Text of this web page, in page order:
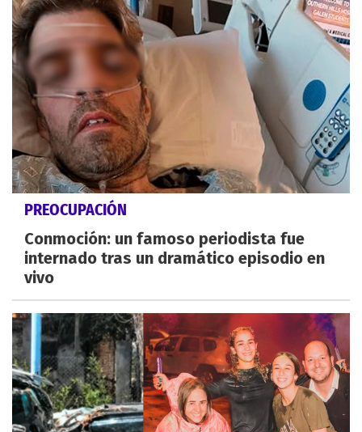
PREOCUPACIÓN
Conmoción: un famoso periodista fue
internado tras un dramático episodio en
vivo